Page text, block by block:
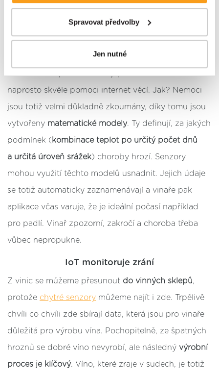
zájem upravovat nastavení cookies, lze tak učinit
tlačítka Spravovat předvolby; zde se
rovněž dozvíte podmínky použití cookies a jejich
postupy a použitím, pak klikněte na
a pokračujte dál na naše stránky. Váš souhlas
možnosti můžete kdykoliv změnit nebo odvolat souhlas
ve svém nastavení.
Spravovat předvolby
Jen nutné
skutečnými postrachy vinařů. Boj proti nim je pro
vinaře značnou částí jejich práce. Padlí (způsobená
houbami z čeledi Erysiphaceae), perenospora,
Byotritis… Je hned několik chorob, které mají na
naprosto skvěle pomoci internet věcí. Jak? Nemoci
jsou totiž velmi důkladně zkoumány, díky tomu jsou
vytvořeny matematické modely. Ty definují, za jakých
podmínek ( kombinace teplot po určitý počet dnů
a určitá úroveň srážek) choroby hrozí. Senzory
mohou využití těchto modelů usnadnit. Jejich údaje
se totiž automaticky zaznamenávají a vinaře pak
aplikace včas varuje, že je ideální počasí například
pro padlí. Vinař zpozorní, zakročí a choroba třeba
vůbec nepropukne.
IoT monitoruje zrání
Z vinic se můžeme přesunout do vinných sklepů,
protože chytré senzory můžeme najít i zde. Trpělivě
chvíli co chvíli zde sbírají data, která jsou pro vinaře
důležitá pro výrobu vína. Pochopitelně, ze špatných
hroznů se dobré víno nevyrobí, ale následný výrobní
proces je klíčový. Víno, které zraje v sudech, je totiž